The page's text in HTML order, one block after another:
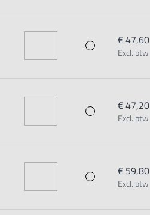
€ 47,60
Excl. btw
€ 47,20
Excl. btw
€ 59,80
Excl. btw